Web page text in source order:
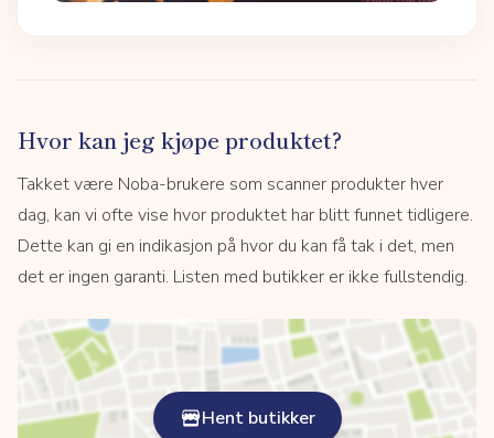
Hvor kan jeg kjøpe produktet?
Takket være Noba-brukere som scanner produkter hver
dag, kan vi ofte vise hvor produktet har blitt funnet tidligere.
Dette kan gi en indikasjon på hvor du kan få tak i det, men
det er ingen garanti. Listen med butikker er ikke fullstendig.
Hent butikker